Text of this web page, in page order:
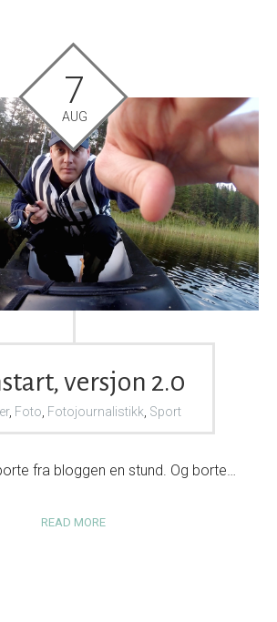
7
AUG
versjon 2.0
, Foto Fotojournalistikk Sport
fra bloggen en stund. Og borte…
READ MORE